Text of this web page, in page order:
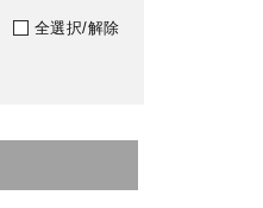
全選択/解除